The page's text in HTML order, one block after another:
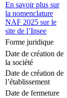
En savoir plus sur
la nomenclature
NAF 2025 sur le
site de l’Insee
Forme juridique
Date de création de
la société
Date de création de
l’établissement
Date de fermeture